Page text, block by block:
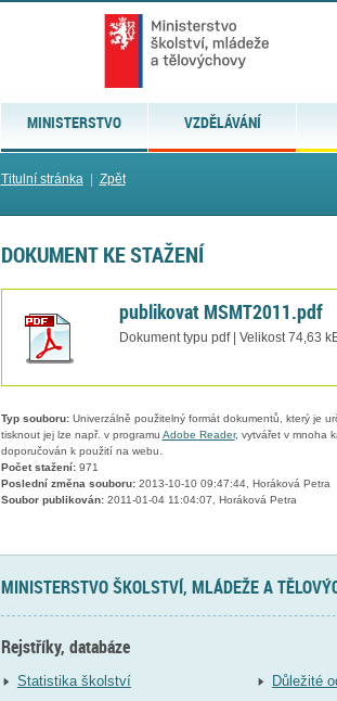
MINISTERSTVO VZDĚLÁVÁNÍ
Titulní stránka| Zpět
DOKUMENT KE STAŽENÍ
publikovat MSMT2011.pdf
Dokument typu pdf | Velikost 74,63
Typ souboru:Univerzálně použitelný formát dokumentů, který je
tisknout jej lze např. v programu Adobe Reader, vytvářet v mnoha
doporučován k použití na webu.
Počet stažení:971
Poslední změna souboru:2013-10-10 09:47:44, Horáková Petra
Soubor publikován:2011-01-04 11:04:07, Horáková Petra
MINISTERSTVO ŠKOLSTVÍ, MLÁDEŽE A
Rejstříky, databáze
Statistika školství
Důležité